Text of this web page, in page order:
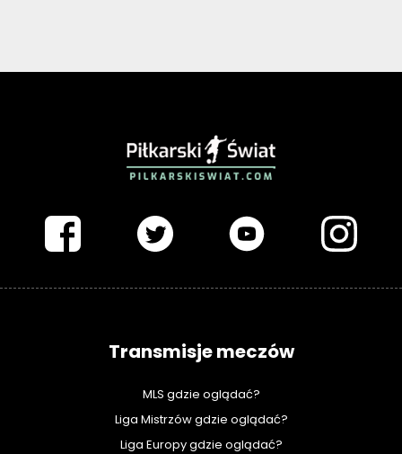
Transmisje meczów
MLS gdzie oglądać?
Liga Mistrzów gdzie oglądać?
Liga Europy gdzie oglądać?